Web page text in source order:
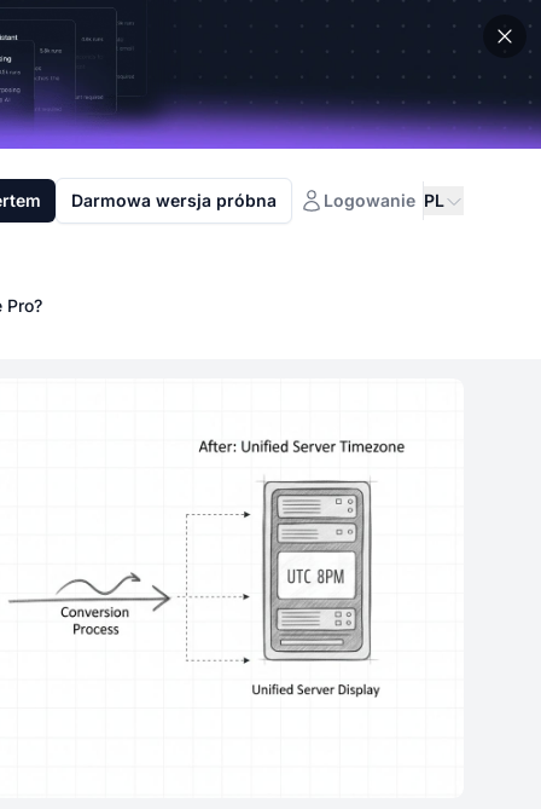
Darmowa wersja próbna Logowanie PL